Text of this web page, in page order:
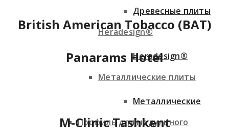
Heradesign®
Металлические плиты
Профиль для модульного
Древесные плиты
Heradesign®
Металлические
British American Tobacco (BAT)
Panarams Hotel
M-Clinic Tashkent